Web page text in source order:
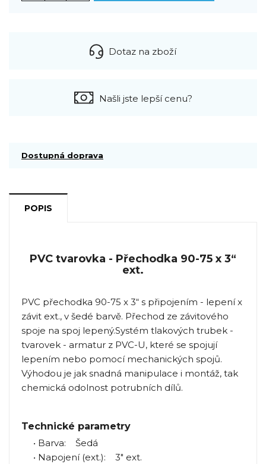
Dotaz na zboží
Našli jste lepší cenu?
Dostupná doprava
POPIS
PVC tvarovka - Přechodka 90-75 x 3“
ext.
PVC přechodka 90-75 x 3“ s připojením - lepení x
závit ext., v šedé barvě. Přechod ze závitového
spoje na spoj lepený.Systém tlakových trubek -
tvarovek - armatur z PVC-U, které se spojují
lepením nebo pomocí mechanických spojů.
Výhodou je jak snadná manipulace i montáž, tak
chemická odolnost potrubních dílů.
Technické parametry
• Barva: Šedá
• Napojení (ext.): 3" ext.